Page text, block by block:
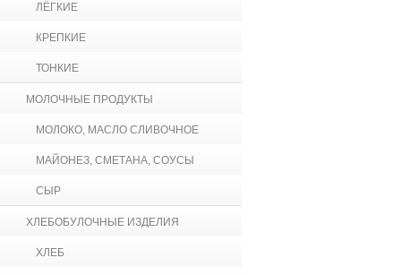
ЛЁГКИЕ
КРЕПКИЕ
ТОНКИЕ
МОЛОЧНЫЕ ПРОДУКТЫ
МОЛОКО, МАСЛО СЛИВОЧНОЕ
МАЙОНЕЗ, СМЕТАНА, СОУСЫ
СЫР
ХЛЕБОБУЛОЧНЫЕ ИЗДЕЛИЯ
ХЛЕБ